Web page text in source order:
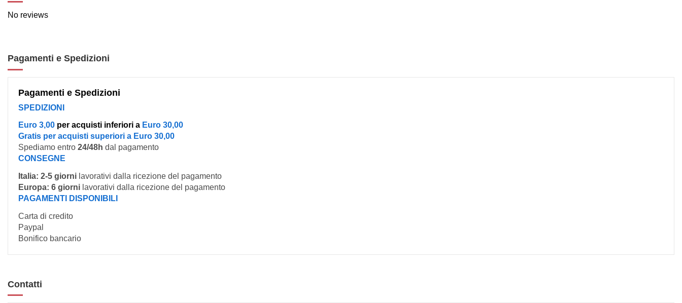
No reviews
Pagamenti e Spedizioni
Pagamenti e Spedizioni
SPEDIZIONI
Euro 3,00 per acquisti inferiori a Euro 30,00
Gratis per acquisti superiori a Euro 30,00
Spediamo entro 24/48h dal pagamento
CONSEGNE
Italia: 2-5 giorni lavorativi dalla ricezione del pagamento
Europa: 6 giorni lavorativi dalla ricezione del pagamento
PAGAMENTI DISPONIBILI
Carta di credito
Paypal
Bonifico bancario
Contatti